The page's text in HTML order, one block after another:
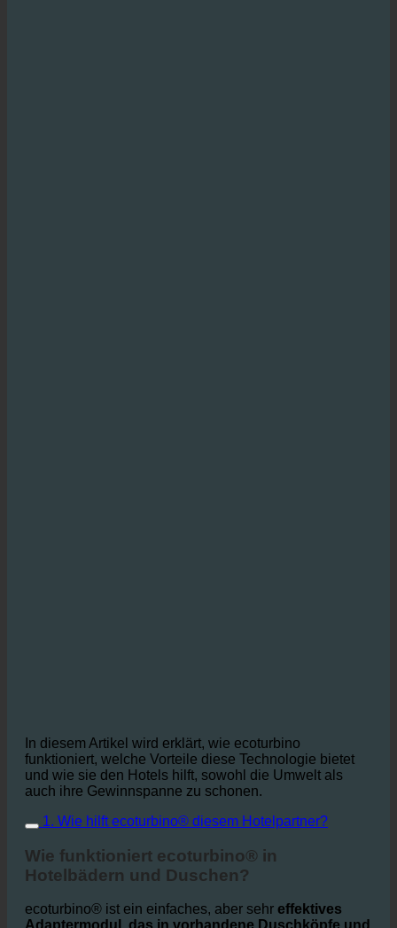
In diesem Artikel wird erklärt, wie ecoturbino
funktioniert, welche Vorteile diese Technologie bietet
und wie sie den Hotels hilft, sowohl die Umwelt als
auch ihre Gewinnspanne zu schonen.
1. Wie hilft ecoturbino® diesem Hotelpartner?
Hotelbädern und Duschen?